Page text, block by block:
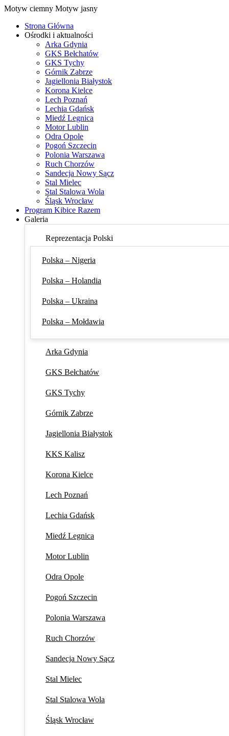
Motyw ciemny Motyw jasny
Strona Główna
Ośrodki i aktualności
Arka Gdynia
GKS Bełchatów
GKS Tychy
Górnik Zabrze
Jagiellonia Białystok
Korona Kielce
Lech Poznań
Lechia Gdańsk
Miedź Legnica
Motor Lublin
Odra Opole
Pogoń Szczecin
Polonia Warszawa
Ruch Chorzów
Sandecja Nowy Sącz
Stal Mielec
Stal Stalowa Wola
Śląsk Wrocław
Program Kibice Razem
Galeria
Reprezentacja Polski
Polska – Nigeria
Polska – Holandia
Polska – Ukraina
Polska – Mołdawia
Arka Gdynia
GKS Bełchatów
GKS Tychy
Górnik Zabrze
Jagiellonia Białystok
KKS Kalisz
Korona Kielce
Lech Poznań
Lechia Gdańsk
Miedź Legnica
Motor Lublin
Odra Opole
Pogoń Szczecin
Polonia Warszawa
Ruch Chorzów
Sandecja Nowy Sącz
Stal Mielec
Stal Stalowa Wola
Śląsk Wrocław